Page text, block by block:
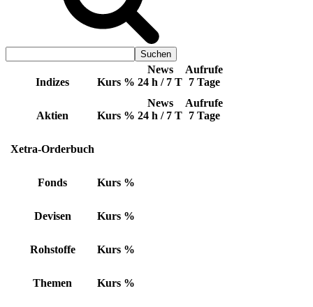
Indizes Kurs %
News
24 h / 7 T
Aufrufe
7 Tage
Aktien Kurs %
News
24 h / 7 T
Aufrufe
7 Tage
Xetra-Orderbuch
Fonds Kurs %
Devisen Kurs %
Rohstoffe Kurs %
Themen Kurs %